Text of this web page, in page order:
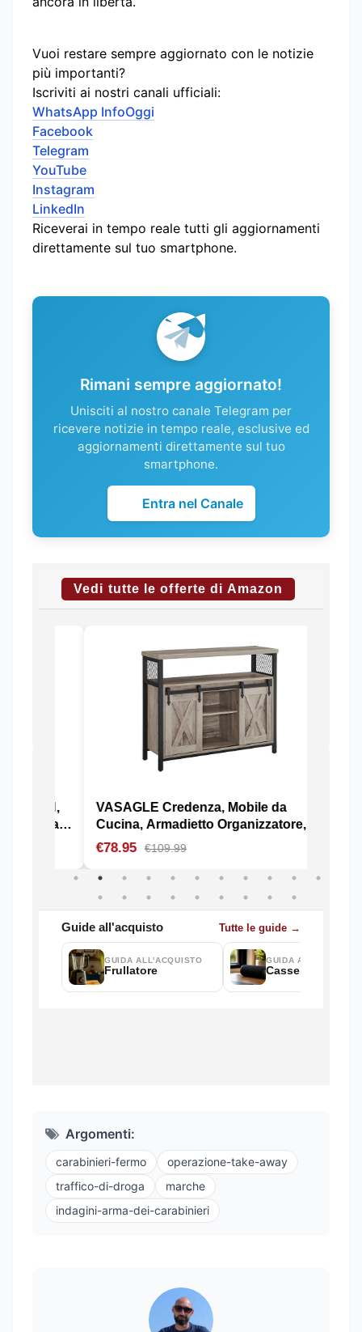
Vuoi restare sempre aggiornato con le notizie
più importanti?
Iscriviti ai nostri canali ufficiali:
WhatsApp InfoOggi
Facebook
Telegram
YouTube
Instagram
LinkedIn
Riceverai in tempo reale tutti gli aggiornamenti
direttamente sul tuo smartphone.
Rimani sempre aggiornato!
Unisciti al nostro canale Telegram per
ricevere notizie in tempo reale, esclusive ed
aggiornamenti direttamente sul tuo
smartphone.
Entra nel Canale
Argomenti:
carabinieri-fermo
operazione-take-away
traffico-di-droga
marche
indagini-arma-dei-carabinieri